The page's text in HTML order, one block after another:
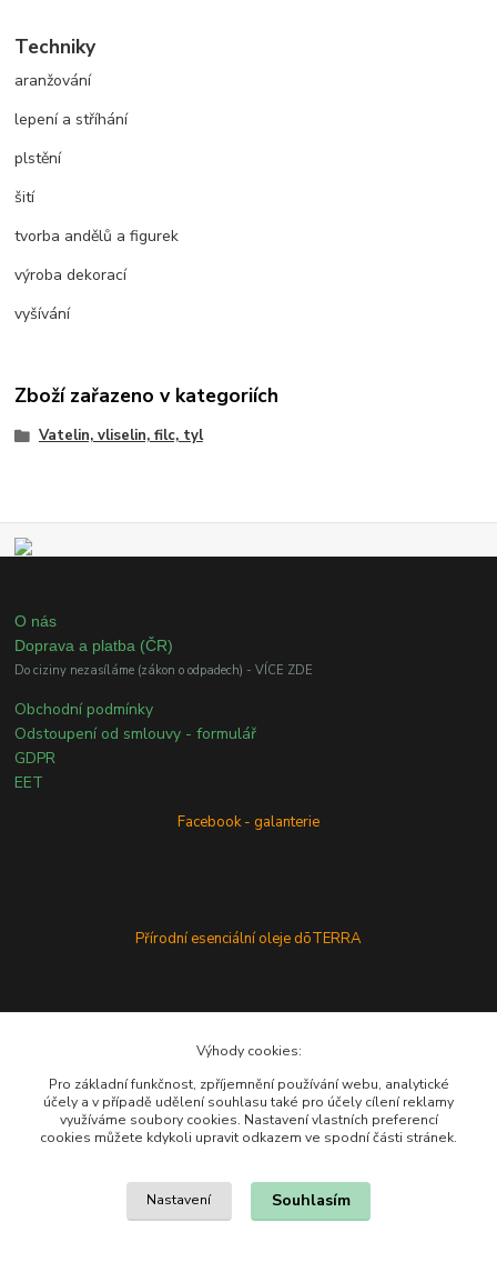
Techniky
aranžování
lepení a stříhání
plstění
šití
tvorba andělů a figurek
výroba dekorací
vyšívání
Zboží zařazeno v kategoriích
Vatelin, vliselin, filc, tyl
O nás
Doprava a platba (ČR)
Do ciziny nezasíláme (zákon o odpadech) - VÍCE ZDE
Obchodní podmínky
Odstoupení od smlouvy - formulář
GDPR
EET
Facebook - galanterie
Přírodní esenciální oleje dōTERRA
Výhody cookies:
Pro základní funkčnost, zpříjemnění používání webu, analytické
účely a v případě udělení souhlasu také pro účely cílení reklamy
využíváme soubory cookies. Nastavení vlastních preferencí
cookies můžete kdykoli upravit odkazem ve spodní části stránek.
Nastavení Souhlasím